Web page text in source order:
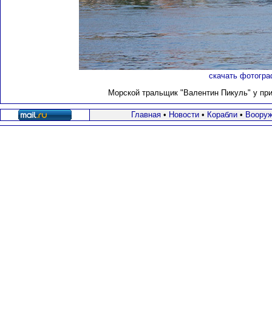
скачать
Морской тральщик "Валентин Пикуль" у
Главная• Новости• Корабли•